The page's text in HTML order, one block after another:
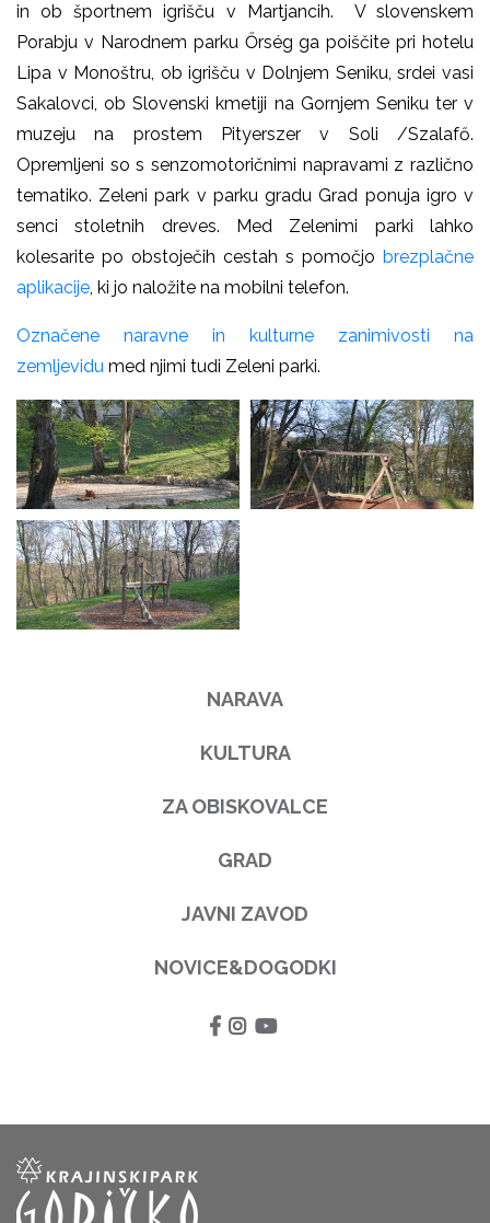
in ob športnem igrišču v Martjancih. V slovenskem
Porabju v Narodnem parku Őrség ga poiščite pri hotelu
Lipa v Monoštru, ob igrišču v Dolnjem Seniku, srdei vasi
Sakalovci, ob Slovenski kmetiji na Gornjem Seniku ter v
muzeju na prostem Pityerszer v Soli /Szalafő.
Opremljeni so s senzomotoričnimi napravami z različno
tematiko. Zeleni park v parku gradu Grad ponuja igro v
senci stoletnih dreves. Med Zelenimi parki lahko
kolesarite po obstoječih cestah s pomočjo brezplačne
aplikacije, ki jo naložite na mobilni telefon.
Označene naravne in kulturne zanimivosti na
zemljevidu med njimi tudi Zeleni parki.
NARAVA
KULTURA
ZA OBISKOVALCE
GRAD
JAVNI ZAVOD
NOVICE&DOGODKI